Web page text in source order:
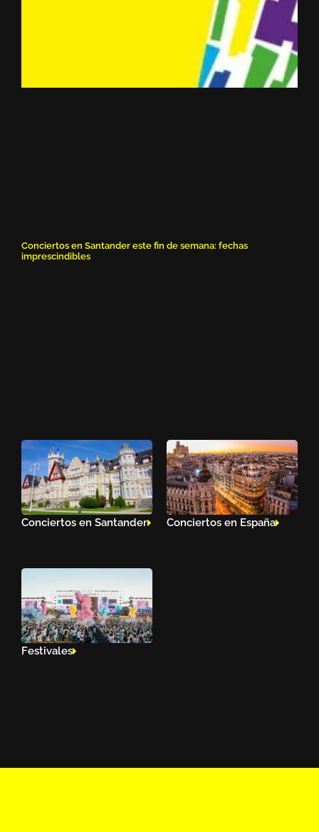
Conciertos en Santander este fin de semana: fechas
imprescindibles
Conciertos en Santander Conciertos en España
Festivales